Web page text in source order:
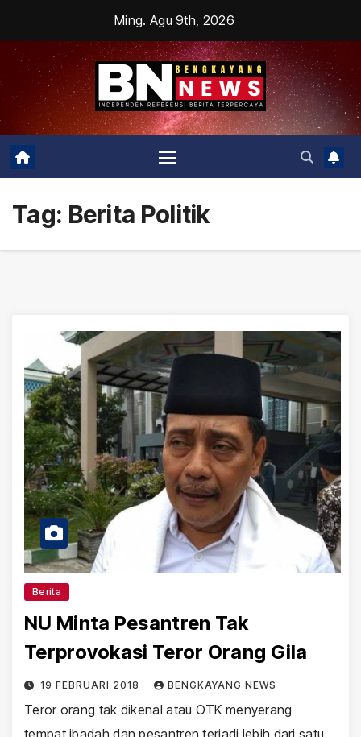
content
Ming. Agu 9th, 2026
Tag: Berita Politik
Berita
NU Minta Pesantren Tak
Terprovokasi Teror Orang Gila
19 FEBRUARI 2018 BENGKAYANG NEWS
Teror orang tak dikenal atau OTK menyerang
tempat ibadah dan pesantren terjadi lebih dari satu